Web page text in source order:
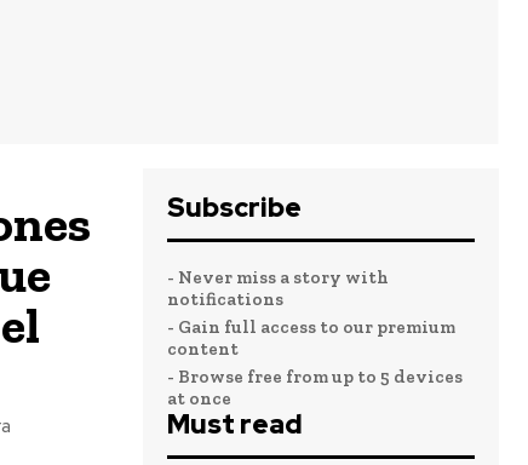
Subscribe
- Never miss a story with
notifications
- Gain full access to our premium
content
- Browse free from up to 5 devices
at once
Must read